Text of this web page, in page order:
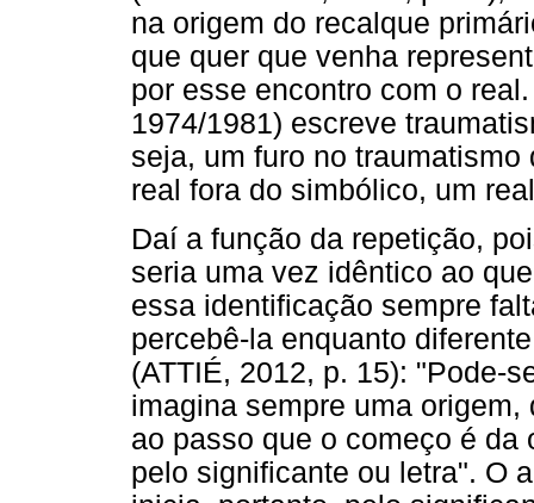
na origem do recalque
que quer que venha
por esse encontro com o
1974/1981) escreve
seja, um furo no
real fora do simbólico, um
Daí a função da repetição,
seria uma vez idêntico ao
essa identificação sempre
percebê-la enquanto
(ATTIÉ, 2012, p. 15): "Pode-
imagina sempre uma
ao passo que o começo é da
pelo significante ou letra". O